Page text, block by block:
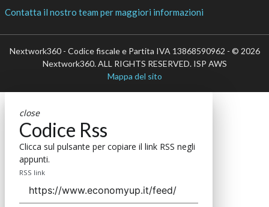
Contatta il nostro team per maggiori informazioni
Nextwork360 - Codice fiscale e Partita IVA 13868590962 - © 2026
Nextwork360. ALL RIGHTS RESERVED. ISP AWS
Mappa del sito
close
Codice Rss
Clicca sul pulsante per copiare il link RSS negli
appunti.
RSS link